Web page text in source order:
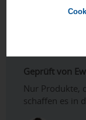
gilt nicht für die
Geprüft von
Nur Produkte,
schaffen es in